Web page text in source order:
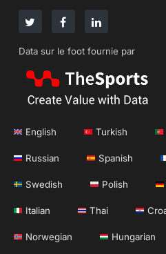
Data sur le foot fournie par
English Turkish
Russian Spanish
Swedish Polish
Italian Thai
Norwegian Hungarian